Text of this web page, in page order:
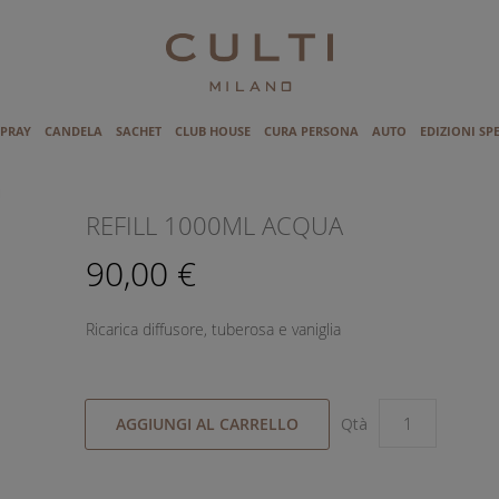
CANDELA SACHET CLUB HOUSE CURA PERSONA AUTO EDIZIONI
REFILL 1000ML ACQUA
90,00 €
Ricarica diffusore, tuberosa e vaniglia
AGGIUNGI AL CARRELLO Qtà